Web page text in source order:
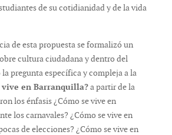
de su cotidianidad y de la vida
de esta propuesta se formalizó un
cultura ciudadana y dentro del
pregunta específica y compleja a la
vive en Barranquilla?a partir de la
los énfasis ¿Cómo se vive en
los carnavales? ¿Cómo se vive en
de elecciones? ¿Cómo se vive en